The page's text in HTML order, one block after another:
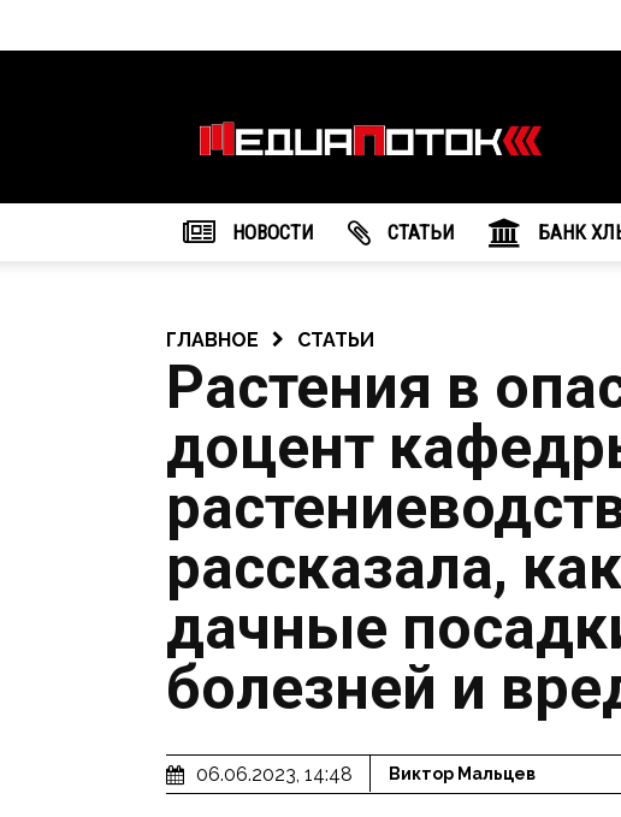
агентство
"МедиаПоток"
НОВОСТИ CТАТЬИ БАНК
ГЛАВНОЕ СТАТЬИ
Растения в
доцент
рассказала,
дачные
болезней и
06.06.2023, 14:48 Виктор Мальцев